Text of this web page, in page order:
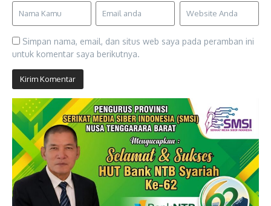
Simpan nama, email, dan situs web saya pada peramban ini
untuk komentar saya berikutnya.